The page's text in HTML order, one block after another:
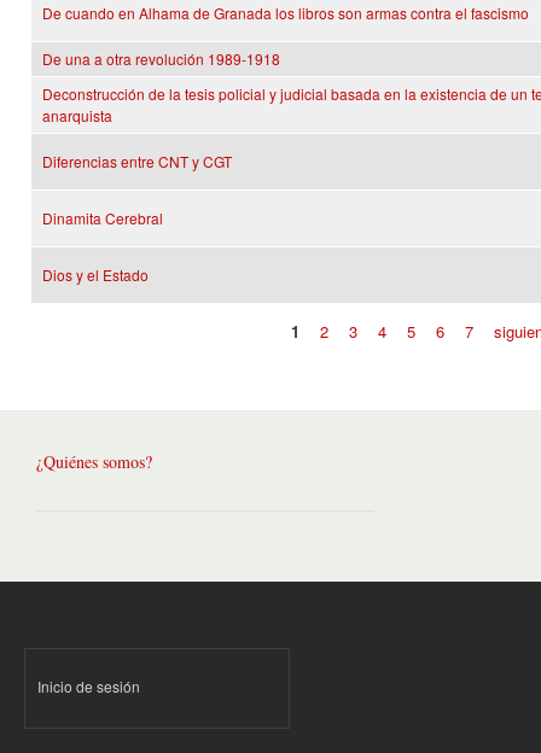
De cuando en Alhama de Granada los libros son armas contra el fascismo
De una a otra revolución 1989-1918
Deconstrucción de la tesis policial y judicial basada en la existencia de un
anarquista
Diferencias entre CNT y CGT
Dinamita Cerebral
Dios y el Estado
1 2 3 4 5 6 7
¿Quiénes somos?
Inicio de sesión